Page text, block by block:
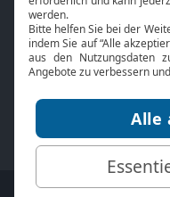
Bibel TV
Über uns
Jobs
bibeltv.de: